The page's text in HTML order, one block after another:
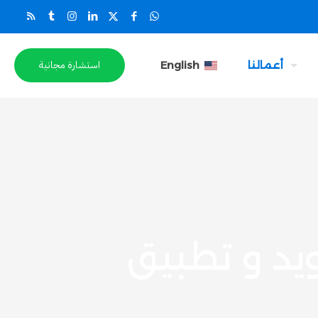
أعمالنا English استشارة مجانية